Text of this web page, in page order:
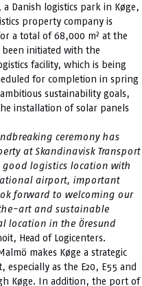
a Danish logistics park in Køge,
property company is
a total of 68,000 m² at the
initiated with the
facility, which is being
for completion in spring
sustainability goals,
installation of solar panels
ceremony has
at Skandinavisk Transport
good logistics location with
airport, important
forward to welcoming our
art and sustainable
location in the Öresund
Head of Logicenters.
makes Køge a strategic
as the E20, E55 and
Køge. In addition, the port of